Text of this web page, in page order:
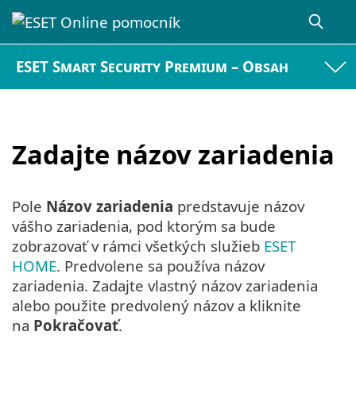
ESET Smart Security Premium – Obsah
Zadajte názov zariadenia
Pole Názov zariadenia predstavuje názov
vášho zariadenia, pod ktorým sa bude
zobrazovať v rámci všetkých služieb ESET
HOME. Predvolene sa používa názov
zariadenia. Zadajte vlastný názov zariadenia
alebo použite predvolený názov a kliknite
na Pokračovať.